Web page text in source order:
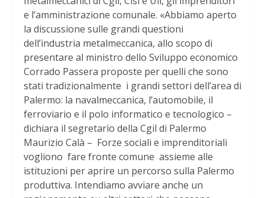
e l’amministrazione comunale. «Abbiamo aperto
la discussione sulle grandi questioni
dell’industria metalmeccanica, allo scopo di
presentare al ministro dello Sviluppo economico
Corrado Passera proposte per quelli che sono
stati tradizionalmente i grandi settori dell’area di
Palermo: la navalmeccanica, l’automobile, il
ferroviario e il polo informatico e tecnologico –
dichiara il segretario della Cgil di Palermo
Maurizio Calà – Forze sociali e imprenditoriali
vogliono fare fronte comune assieme alle
istituzioni per aprire un percorso sulla Palermo
produttiva. Intendiamo avviare anche un